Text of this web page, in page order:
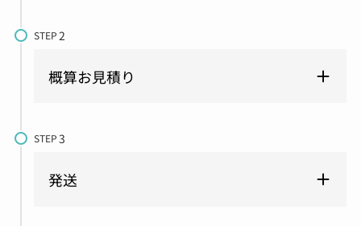
STEP
概算お見積り
STEP
発送